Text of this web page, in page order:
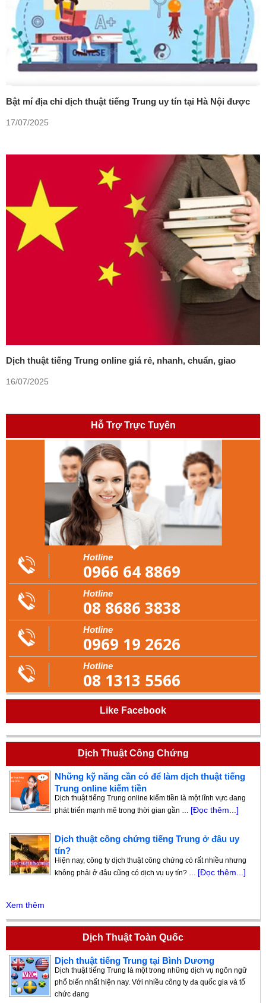
Bật mí địa chỉ dịch thuật tiếng Trung uy tín tại Hà Nội được
17/07/2025
Dịch thuật tiếng Trung online giá rẻ, nhanh, chuẩn, giao
16/07/2025
Hỗ Trợ Trực Tuyến
Hotline
0966 64 8869
Hotline
08 8686 3838
Hotline
0969 19 2626
Hotline
08 1313 5566
Like Facebook
Dịch Thuật Công Chứng
Những kỹ năng cần có để làm dịch thuật tiếng
Trung online kiếm tiền
Dịch thuật tiếng Trung online kiếm tiền là một lĩnh vực đang
phát triển mạnh mẽ trong thời gian gần … [Đọc thêm...]
Dịch thuật công chứng tiếng Trung ở đâu uy
tín?
Hiện nay, công ty dịch thuật công chứng có rất nhiều nhưng
không phải ở đâu cũng có dịch vụ uy tín? … [Đọc thêm...]
Xem thêm
Dịch Thuật Toàn Quốc
Dịch thuật tiếng Trung tại Bình Dương
Dịch thuật tiếng Trung là một trong những dịch vụ ngôn ngữ
phổ biến nhất hiện nay. Với nhiều công ty đa quốc gia và tổ
chức đang